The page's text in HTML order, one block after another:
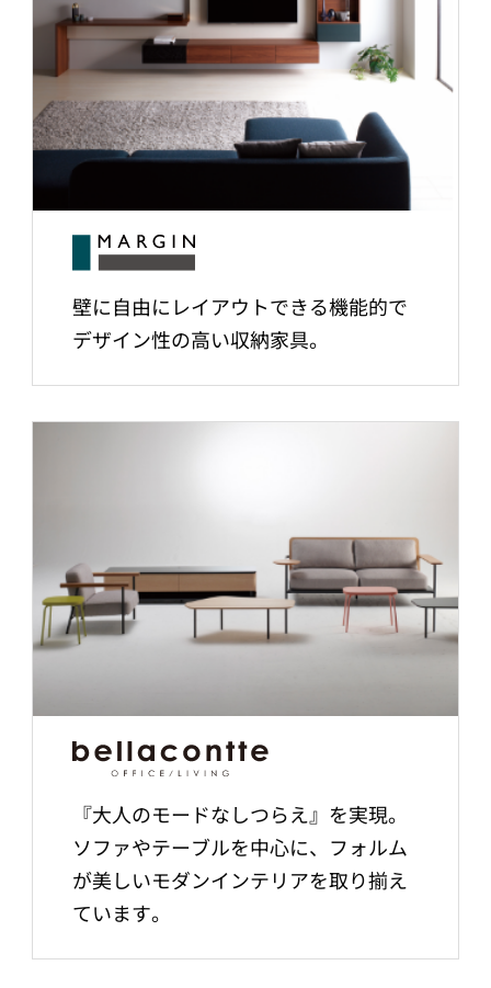
壁に自由にレイアウトできる機能的で
デザイン性の高い収納家具。
『大人のモードなしつらえ』を実現。
ソファやテーブルを中心に、フォルム
が美しいモダンインテリアを取り揃え
ています。